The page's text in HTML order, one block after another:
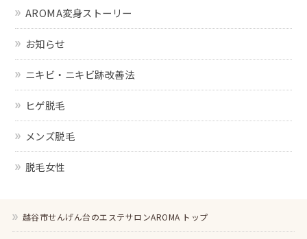
AROMA変身ストーリー
お知らせ
ニキビ・ニキビ跡改善法
ヒゲ脱毛
メンズ脱毛
脱毛女性
越谷市せんげん台のエステサロンAROMA トップ